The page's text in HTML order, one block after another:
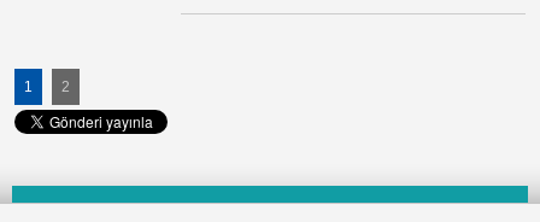
1 2